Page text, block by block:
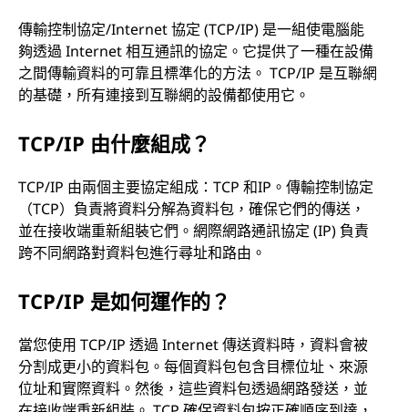
傳輸控制協定/Internet 協定 (TCP/IP) 是一組使電腦能
夠透過 Internet 相互通訊的協定。它提供了一種在設備
之間傳輸資料的可靠且標準化的方法。 TCP/IP 是互聯網
的基礎，所有連接到互聯網的設備都使用它。
TCP/IP 由什麼組成？
TCP/IP 由兩個主要協定組成：TCP 和IP。傳輸控制協定
（TCP）負責將資料分解為資料包，確保它們的傳送，
並在接收端重新組裝它們。網際網路通訊協定 (IP) 負責
跨不同網路對資料包進行尋址和路由。
TCP/IP 是如何運作的？
當您使用 TCP/IP 透過 Internet 傳送資料時，資料會被
分割成更小的資料包。每個資料包包含目標位址、來源
位址和實際資料。然後，這些資料包透過網路發送，並